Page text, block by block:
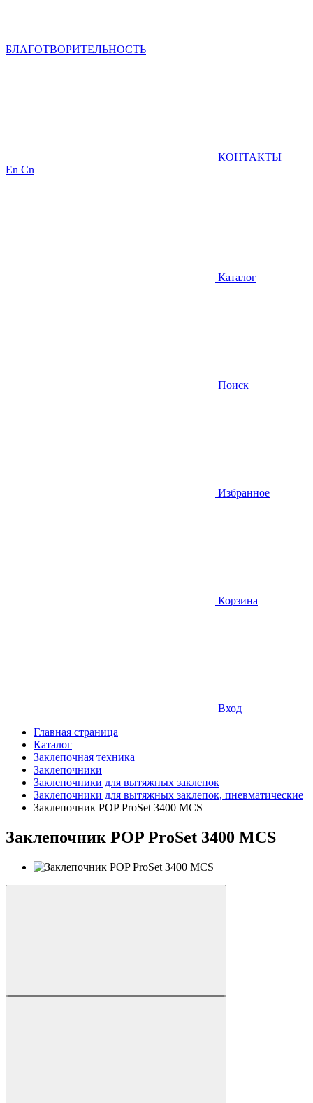
БЛАГОТВОРИТЕЛЬНОСТЬ
КОНТАКТЫ
En Cn
Каталог
Поиск
Избранное
Корзина
Вход
Главная страница
Каталог
Заклепочная техника
Заклепочники
Заклепочники для вытяжных заклепок
Заклепочники для вытяжных заклепок, пневматические
Заклепочник POP ProSet 3400 MCS
Заклепочник POP ProSet 3400 MCS